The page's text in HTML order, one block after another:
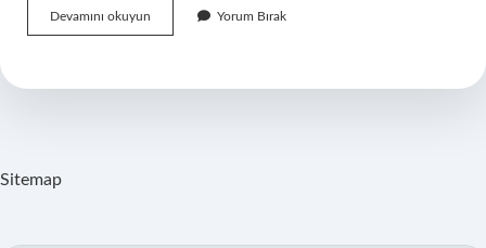
Devamını okuyun Sigortanın
Arızalı
Anlaşılır
Yorum Bırak
Sitemap